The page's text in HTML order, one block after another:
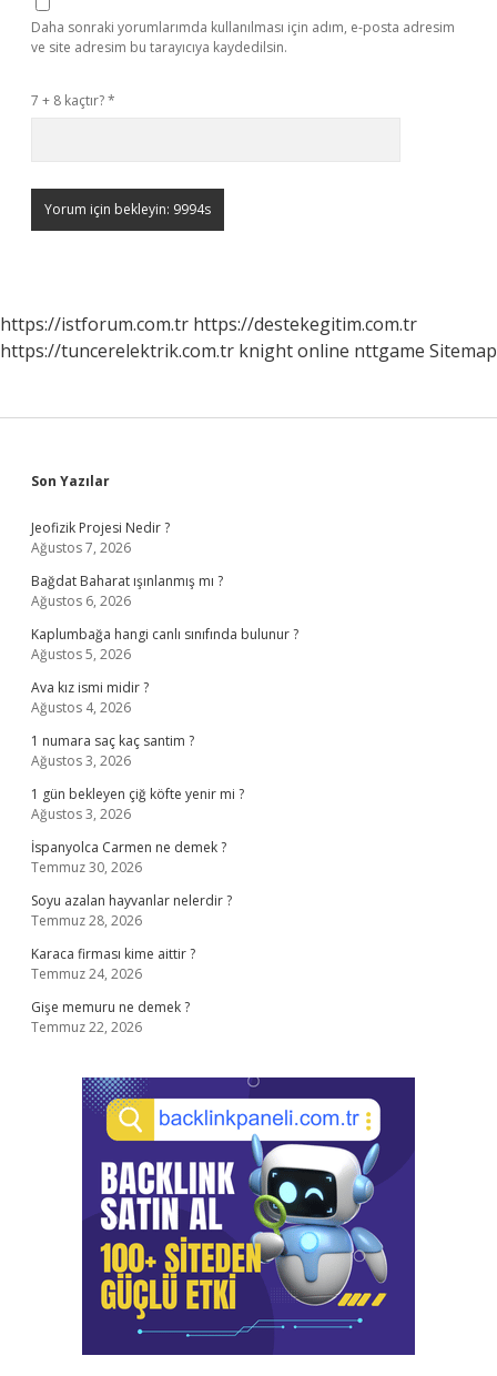
Daha sonraki yorumlarımda kullanılması için adım, e-posta adresim
ve site adresim bu tarayıcıya kaydedilsin.
7 + 8 kaçtır?*
https://istforum.com.tr https://destekegitim.com.tr
https://tuncerelektrik.com.tr knight online nttgame Sitemap
Sidebar
Son Yazılar
Jeofizik Projesi Nedir ?
Ağustos 7, 2026
Bağdat Baharat ışınlanmış mı ?
Ağustos 6, 2026
Kaplumbağa hangi canlı sınıfında bulunur ?
Ağustos 5, 2026
Ava kız ismi midir ?
Ağustos 4, 2026
1 numara saç kaç santim ?
Ağustos 3, 2026
1 gün bekleyen çiğ köfte yenir mi ?
Ağustos 3, 2026
İspanyolca Carmen ne demek ?
Temmuz 30, 2026
Soyu azalan hayvanlar nelerdir ?
Temmuz 28, 2026
Karaca firması kime aittir ?
Temmuz 24, 2026
Gişe memuru ne demek ?
Temmuz 22, 2026